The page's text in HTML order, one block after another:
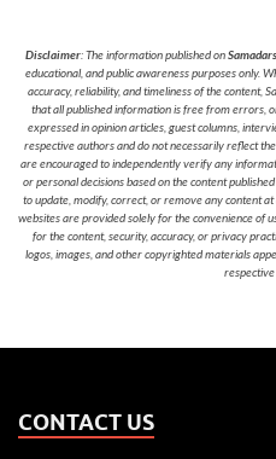
Disclaimer: The information published on
educational, and public awareness purposes only.
accuracy, reliability, and timeliness of the content,
that all published information is free from errors,
expressed in opinion articles, guest columns,
respective authors and do not necessarily reflect
are encouraged to independently verify any
or personal decisions based on the content
to update, modify, correct, or remove any content
websites are provided solely for the convenience of
for the content, security, accuracy, or privacy
logos, images, and other copyrighted materials
respective
CONTACT US